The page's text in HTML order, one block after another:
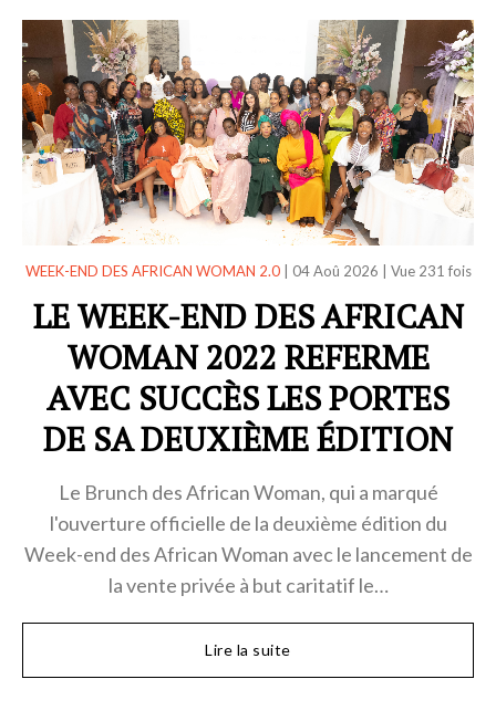
WEEK-END DES AFRICAN WOMAN 2.0| 04 Aoû 2026 Vue 231 fois
LE WEEK-END DES AFRICAN
WOMAN 2022 REFERME
AVEC SUCCÈS LES PORTES
DE SA DEUXIÈME ÉDITION
Le Brunch des African Woman, qui a marqué
l'ouverture officielle de la deuxième édition du
Week-end des African Woman avec le lancement de
la vente privée à but caritatif le…
Lire la suite